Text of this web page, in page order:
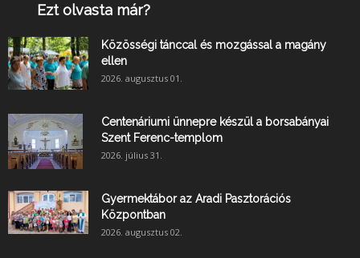
Ezt olvasta már?
Közösségi tánccal és mozgással a magány
ellen
2026. augusztus 01.
Centenáriumi ünnepre készül a borsabányai
Szent Ferenc-templom
2026. július 31.
Gyermektábor az Aradi Pasztorációs
Központban
2026. augusztus 02.